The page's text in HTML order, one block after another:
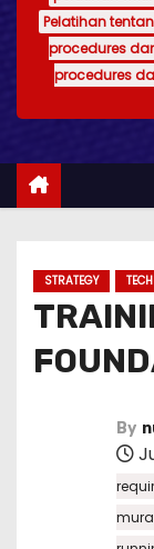
Pelatihan
procedures
procedures
STRATEGY TECH
By